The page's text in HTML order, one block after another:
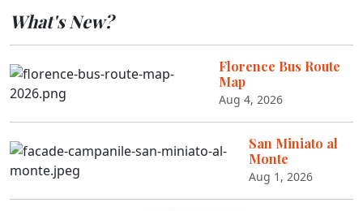
What's New?
Florence Bus Route
Map
Aug 4, 2026
San Miniato al
Monte
Aug 1, 2026